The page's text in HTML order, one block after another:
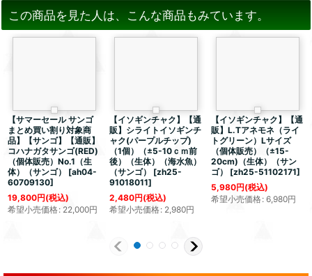
この商品を見た人は、こんな商品もみています。
【サマーセール サンゴ
まとめ買い割り対象商
品】【サンゴ】【通販】
コハナガタサンゴ(RED)
（個体販売）No.1（生
体）（サンゴ）
[ah04-
60709130]
19,800円(税込)
希望小売価格: 22,000円
【イソギンチャク】【通
販】シライトイソギンチ
ャク(パープルチップ)
（1個）（±5-10ｃｍ前
後）（生体）（海水魚）
（サンゴ）
[zh25-
91018011]
2,480円(税込)
希望小売価格: 2,980円
【イソギンチャク】【通
販】L.Tアネモネ（ライ
トグリーン）Lサイズ
（個体販売）（±15-
20cm)（生体）（サン
ゴ）
[zh25-51102171]
5,980円(税込)
希望小売価格: 6,980円